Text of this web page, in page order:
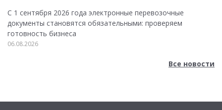
С 1 сентября 2026 года электронные перевозочные
документы становятся обязательными: проверяем
готовность бизнеса
06.08.2026
Все новости